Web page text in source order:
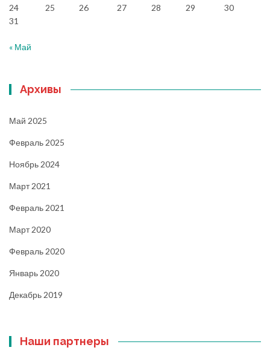
24
25 26 27 28 29
30
31
« Май
Архивы
Май 2025
Февраль 2025
Ноябрь 2024
Март 2021
Февраль 2021
Март 2020
Февраль 2020
Январь 2020
Декабрь 2019
Наши партнеры